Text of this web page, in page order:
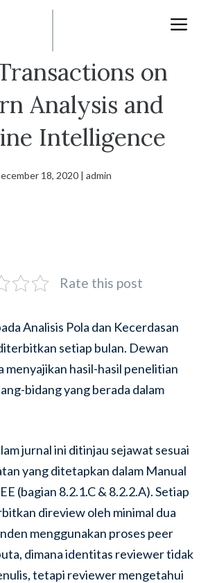
on
Analysis and
Intelligence
18, 2020 | admin
Rate this post
Analisis Pola dan Kecerdasan
setiap bulan. Dewan
menyajikan hasil-hasil penelitian
bidang yang berada dalam
jurnal ini ditinjau sejawat sesuai
yang ditetapkan dalam Manual
(bagian 8.2.1.C & 8.2.2.A). Setiap
direview oleh minimal dua
menggunakan proses peer
dimana identitas reviewer tidak
tetapi reviewer mengetahui